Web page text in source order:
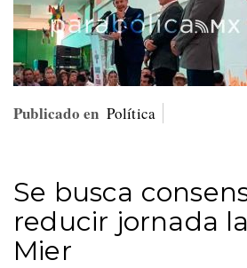
Publicado en Política
Se busca
reducir jornada
Mier